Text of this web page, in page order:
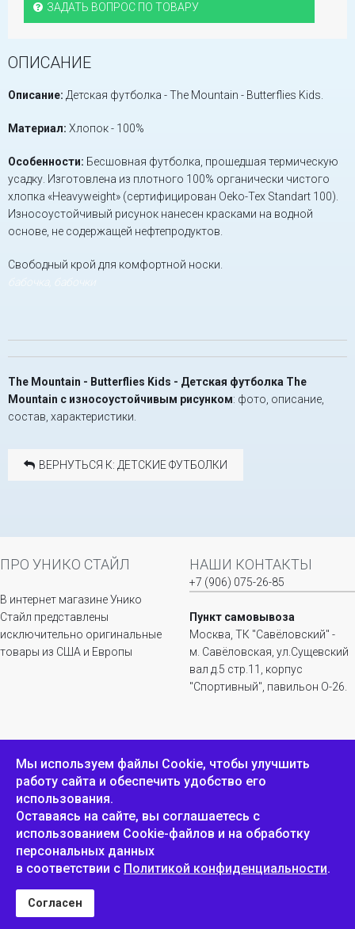
ЗАДАТЬ ВОПРОС ПО ТОВАРУ
ОПИСАНИЕ
Описание: Детская футболка - The Mountain - Butterflies Kids.
Материал: Хлопок - 100%
Особенности: Бесшовная футболка, прошедшая термическую
усадку. Изготовлена из плотного 100% органически чистого
хлопка «Heavyweight» (сертифицирован Oeko-Tex Standart 100).
Износоустойчивый рисунок нанесен красками на водной
основе, не содержащей нефтепродуктов.
Свободный крой для комфортной носки.
бабочка, бабочки
The Mountain - Butterflies Kids - Детская футболка The
Mountain с износоустойчивым рисунком: фото, описание,
состав, характеристики.
ВЕРНУТЬСЯ К: ДЕТСКИЕ ФУТБОЛКИ
ПРО УНИКО СТАЙЛ
В интернет магазине Унико
Стайл представлены
исключительно оригинальные
товары из США и Европы
НАШИ КОНТАКТЫ
+7 (906) 075-26-85
Пункт самовывоза
Москва, ТК "Савёловский" -
м. Савёловская, ул.Сущевский
вал д.5 стр.11, корпус
"Спортивный", павильон О-26.
ИНФОРМАЦИЯ
Положение о
конфиденциальности и
защите персональных
данных
ОБРАТНАЯ СВЯЗЬ
Пожаловаться
Мы используем файлы Сookie, чтобы улучшить
работу сайта и обеспечить удобство его
использования.
Оставаясь на сайте, вы соглашаетесь с
использованием Cookie-файлов и на обработку
персональных данных
в соответствии с Политикой конфиденциальности.
Согласен